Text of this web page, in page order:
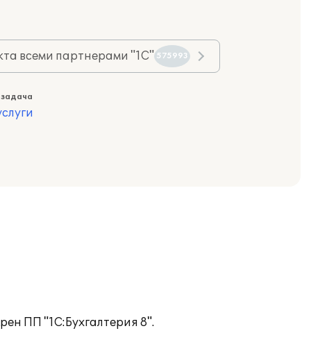
всеми партнерами "1С" 575993
ПП "1С:Бухгалтерия 8".